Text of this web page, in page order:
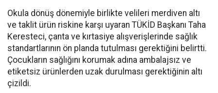
Okula dönüş dönemiyle birlikte velileri merdiven altı
ve taklit ürün riskine karşı uyaran TÜKİD Başkanı Taha
Keresteci, çanta ve kırtasiye alışverişlerinde sağlık
standartlarının ön planda tutulması gerektiğini belirtti.
Çocukların sağlığını korumak adına ambalajsız ve
etiketsiz ürünlerden uzak durulması gerektiğinin altı
çizildi.